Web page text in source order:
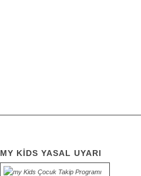
MY KİDS YASAL UYARI